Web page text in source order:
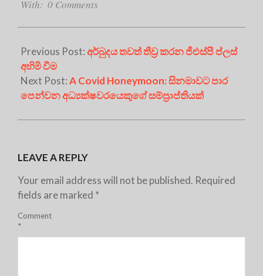
With: 0 Comments
Previous Post:අර්බුදය තවත් තීව්‍ර කරන ජීඑස්පී ප්ලස්
අහිමි වීම
Next Post:A Covid Honeymoon: සිනමාවට පාර
පෙන්වන අධ්‍යක්ෂවරයෙකුගේ සම්ප්‍රාප්තියක්
LEAVE A REPLY
Your email address will not be published. Required
fields are marked *
Comment
*